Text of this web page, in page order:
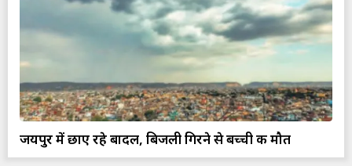
जयपुर में छाए रहे बादल, बिजली गिरने से बच्ची की मौत